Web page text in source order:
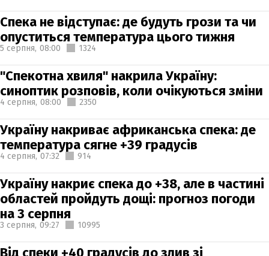
Спека не відступає: де будуть грози та чи
опуститься температура цього тижня
5 серпня, 08:00 1324
"Спекотна хвиля" накрила Україну:
синоптик розповів, коли очікуються зміни
4 серпня, 08:00 2350
Україну накриває африканська спека: де
температура сягне +39 градусів
4 серпня, 07:32 914
Україну накриє спека до +38, але в частині
областей пройдуть дощі: прогноз погоди
на 3 серпня
3 серпня, 09:27 10995
Від спеки +40 градусів до злив зі